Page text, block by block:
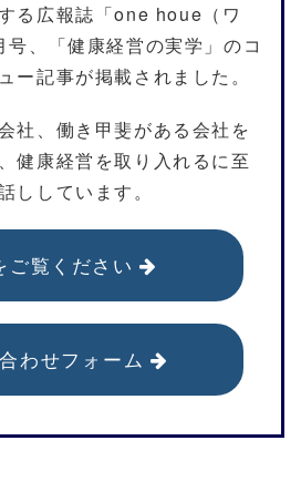
る広報誌「one houe（ワ
号、「健康経営の実学」のコ
ー記事が掲載されました。
社、働き甲斐がある会社を
健康経営を取り入れるに至
ししています。
ご覧ください
わせフォーム